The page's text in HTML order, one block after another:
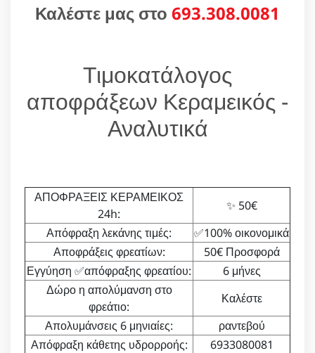
Καλέστε μας στο 693.308.0081
Τιμοκατάλογος
αποφράξεων Κεραμεικός -
Αναλυτικά
ΑΠΟΦΡΑΞΕΙΣ ΚΕΡΑΜΕΙΚΟΣ
24h:
✨ 50€
Απόφραξη λεκάνης τιμές:
✅100% οικονομικά
Αποφράξεις φρεατίων:
50€ Προσφορά
Εγγύηση ✅απόφραξης φρεατίου:
6 μήνες
Δώρο η απολύμανση στο
φρεάτιο:
Καλέστε
Απολυμάνσεις 6 μηνιαίες:
ραντεβού
Απόφραξη κάθετης υδρορροής:
6933080081